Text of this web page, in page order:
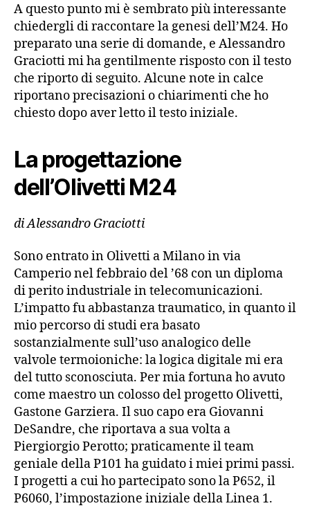
A questo punto mi è sembrato più interessante
chiedergli di raccontare la genesi dell’M24. Ho
preparato una serie di domande, e Alessandro
Graciotti mi ha gentilmente risposto con il testo
che riporto di seguito. Alcune note in calce
riportano precisazioni o chiarimenti che ho
chiesto dopo aver letto il testo iniziale.
La progettazione
dell’Olivetti M24
di Alessandro Graciotti
Sono entrato in Olivetti a Milano in via
Camperio nel febbraio del ’68 con un diploma
di perito industriale in telecomunicazioni.
L’impatto fu abbastanza traumatico, in quanto il
mio percorso di studi era basato
sostanzialmente sull’uso analogico delle
valvole termoioniche: la logica digitale mi era
del tutto sconosciuta. Per mia fortuna ho avuto
come maestro un colosso del progetto Olivetti,
Gastone Garziera. Il suo capo era Giovanni
DeSandre, che riportava a sua volta a
Piergiorgio Perotto; praticamente il team
geniale della P101 ha guidato i miei primi passi.
I progetti a cui ho partecipato sono la P652, il
P6060, l’impostazione iniziale della Linea 1.